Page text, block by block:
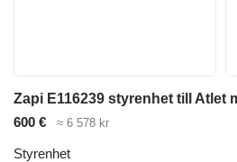
600 € ≈ 6 578 kr
Styrenhet